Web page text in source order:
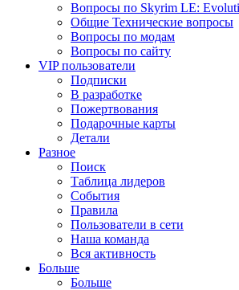
Вопросы по Skyrim LE:
Общие Технические вопросы
Вопросы по модам
Вопросы по сайту
VIP пользователи
Подписки
В разработке
Пожертвования
Подарочные карты
Детали
Разное
Поиск
Таблица лидеров
События
Правила
Пользователи в сети
Наша команда
Вся активность
Больше
Больше